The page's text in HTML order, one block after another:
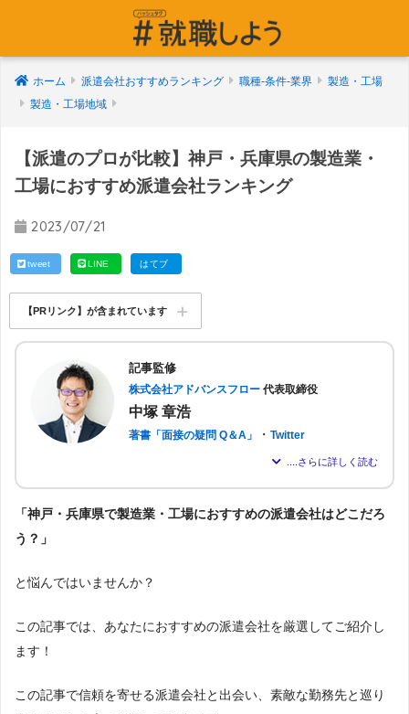
ホーム 派遣会社おすすめランキング 職種-条件-業界
製造・工場
製造・工場地域
【派遣のプロが比較】神戸・兵庫県の製造業・
工場におすすめ派遣会社ランキング
2023/07/21
tweet LINE はてブ
【PRリンク】が含まれています
記事監修
株式会社アドバンスフロー 代表取締役
中塚 章浩
著書「面接の疑問 Q＆A」 ・ Twitter
式会社アドバンスフロー」の代表取締役。
のべ約2,000名もの転職支援を行い、求職者が希望する仕事を得られる
よう尽力。人材業界16年の経験から「派遣はしっかりとした情報が得
の人が情報を得られるよう、記事の監修も行う。
「神戸・兵庫県で製造業・工場におすすめの派遣会社はどこだろ
う？」
と悩んではいませんか？
この記事では、あなたにおすすめの派遣会社を厳選してご紹介し
ます！
この記事で信頼を寄せる派遣会社と出会い、素敵な勤務先と巡り